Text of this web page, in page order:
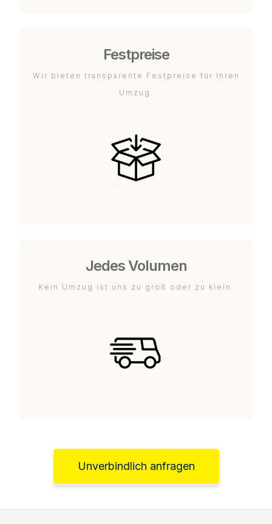
Festpreise
Wir bieten transparente Festpreise für Ihren
Umzug.
Jedes Volumen
Kein Umzug ist uns zu groß oder zu klein.
Unverbindlich anfragen